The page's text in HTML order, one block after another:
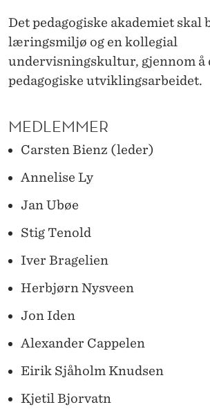
S
K
A
A
D
E
M
Y Alumni
Det pedagogiske akademiet skal
læringsmiljø og en kollegial
undervisningskultur, gjennom å
pedagogiske utviklingsarbeidet.
MEDLEMMER
Carsten Bienz (leder)
Annelise Ly
Jan Ubøe
Stig Tenold
Iver Bragelien
Herbjørn Nysveen
Jon Iden
Alexander Cappelen
Eirik Sjåholm Knudsen
Kjetil Bjorvatn